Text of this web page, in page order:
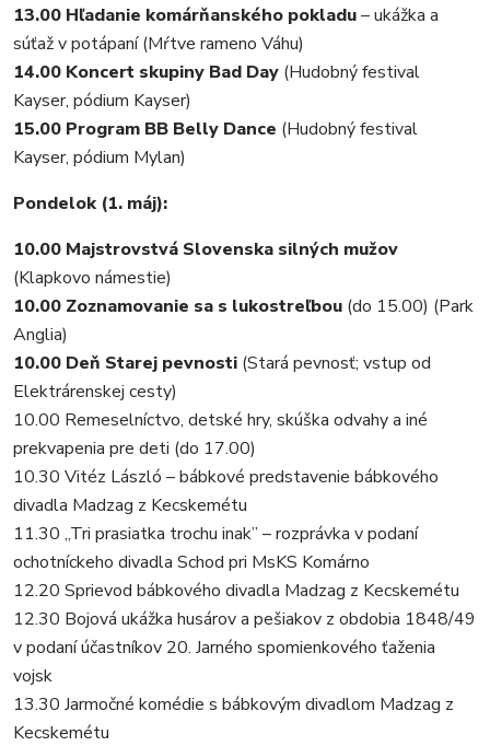
13.00 Hľadanie komárňanského pokladu– ukážka a
súťaž v potápaní (Mŕtve rameno Váhu)
14.00 Koncert skupiny Bad Day (Hudobný festival
Kayser, pódium Kayser)
15.00 Program BB Belly Dance (Hudobný festival
Kayser, pódium Mylan)
Pondelok (1. máj):
10.00 Majstrovstvá Slovenska silných mužov
(Klapkovo námestie)
10.00 Zoznamovanie sa s lukostreľbou (do 15.00) (Park
Anglia)
10.00 Deň Starej pevnosti (Stará pevnosť; vstup od
Elektrárenskej cesty)
10.00 Remeselníctvo, detské hry, skúška odvahy a iné
prekvapenia pre deti (do 17.00)
10.30 Vitéz László – bábkové predstavenie bábkového
divadla Madzag z Kecskemétu
11.30 „Tri prasiatka trochu inak” – rozprávka v podaní
ochotníckeho divadla Schod pri MsKS Komárno
12.20 Sprievod bábkového divadla Madzag z Kecskemétu
12.30 Bojová ukážka husárov a pešiakov z obdobia 1848/49
v podaní účastníkov 20. Jarného spomienkového ťaženia
vojsk
13.30 Jarmočné komédie s bábkovým divadlom Madzag z
Kecskemétu